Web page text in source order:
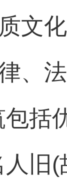
文
、
包括
旧(